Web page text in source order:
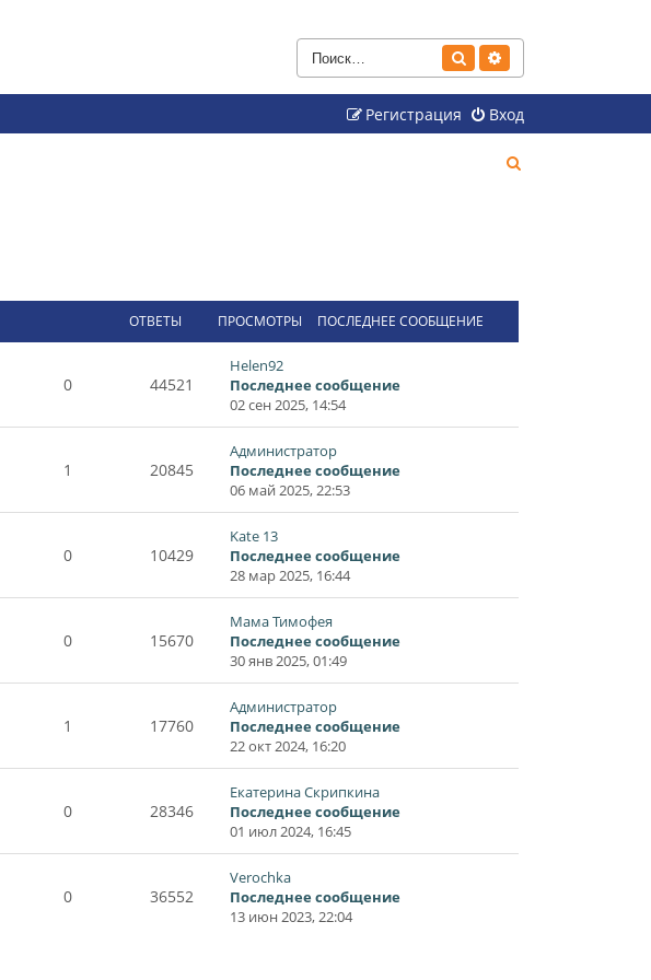
Поиск
Вход
Регистрация
ОТВЕТЫ ПРОСМОТРЫ ПОСЛЕДНЕЕ СООБЩЕНИЕ
0 44521
Helen92
Последнее сообщение
02 сен 2025, 14:54
1 20845
Администратор
Последнее сообщение
06 май 2025, 22:53
0 10429
Kate 13
Последнее сообщение
28 мар 2025, 16:44
0 15670
Мама Тимофея
Последнее сообщение
30 янв 2025, 01:49
1 17760
Администратор
Последнее сообщение
22 окт 2024, 16:20
0 28346
Екатерина Скрипкина
Последнее сообщение
01 июл 2024, 16:45
0 36552
Verochka
Последнее сообщение
13 июн 2023, 22:04